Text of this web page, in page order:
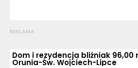
REKLAMA
Dom i rezydencja bliźniak 96,00
Orunia-Św. Wojciech-Lipce